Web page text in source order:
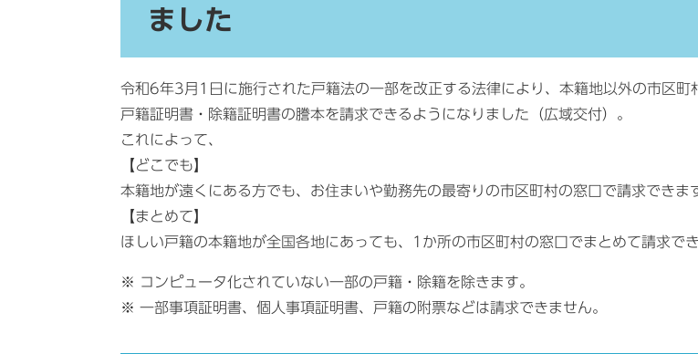
ました
令和6年3月1日に施行された戸籍法の一部を改正する法律により、本籍地以外の市区町
戸籍証明書・除籍証明書の謄本を請求できるようになりました（広域交付）。
これによって、
【どこでも】
本籍地が遠くにある方でも、お住まいや勤務先の最寄りの市区町村の窓口で請求できま
【まとめて】
ほしい戸籍の本籍地が全国各地にあっても、1か所の市区町村の窓口でまとめて請求でき
※ コンピュータ化されていない一部の戸籍・除籍を除きます。
※ 一部事項証明書、個人事項証明書、戸籍の附票などは請求できません。